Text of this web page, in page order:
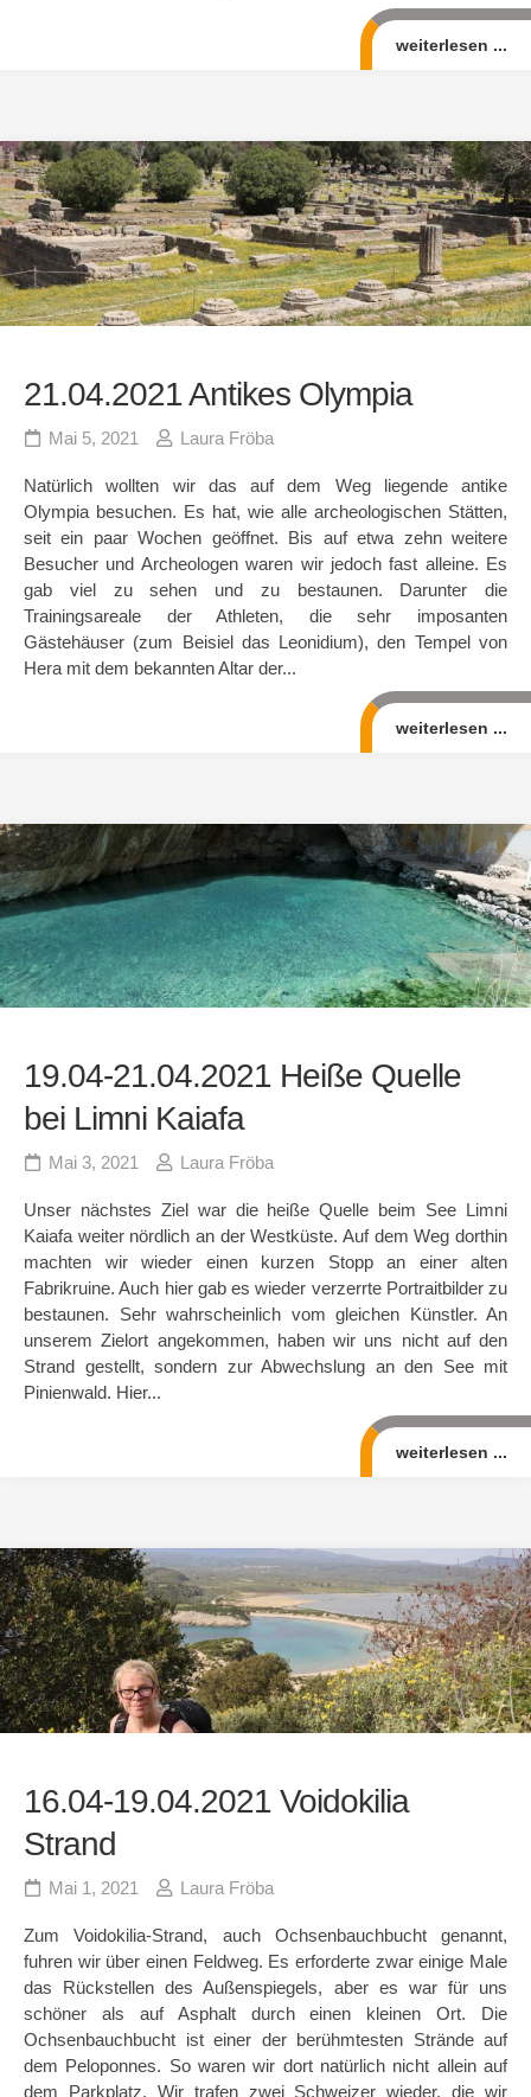
weiterlesen ...
21.04.2021 Antikes Olympia
Mai 5, 2021 Laura Fröba
Natürlich wollten wir das auf dem Weg liegende antike
Olympia besuchen. Es hat, wie alle archeologischen Stätten,
seit ein paar Wochen geöffnet. Bis auf etwa zehn weitere
Besucher und Archeologen waren wir jedoch fast alleine. Es
gab viel zu sehen und zu bestaunen. Darunter die
Trainingsareale der Athleten, die sehr imposanten
Gästehäuser (zum Beisiel das Leonidium), den Tempel von
Hera mit dem bekannten Altar der...
weiterlesen ...
19.04-21.04.2021 Heiße Quelle
bei Limni Kaiafa
Mai 3, 2021 Laura Fröba
Unser nächstes Ziel war die heiße Quelle beim See Limni
Kaiafa weiter nördlich an der Westküste. Auf dem Weg dorthin
machten wir wieder einen kurzen Stopp an einer alten
Fabrikruine. Auch hier gab es wieder verzerrte Portraitbilder zu
bestaunen. Sehr wahrscheinlich vom gleichen Künstler. An
unserem Zielort angekommen, haben wir uns nicht auf den
Strand gestellt, sondern zur Abwechslung an den See mit
Pinienwald. Hier...
weiterlesen ...
16.04-19.04.2021 Voidokilia
Strand
Mai 1, 2021 Laura Fröba
Zum Voidokilia-Strand, auch Ochsenbauchbucht genannt,
fuhren wir über einen Feldweg. Es erforderte zwar einige Male
das Rückstellen des Außenspiegels, aber es war für uns
schöner als auf Asphalt durch einen kleinen Ort. Die
Ochsenbauchbucht ist einer der berühmtesten Strände auf
dem Peloponnes. So waren wir dort natürlich nicht allein auf
dem Parkplatz. Wir trafen zwei Schweizer wieder, die wir